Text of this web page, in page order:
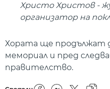
Христо Христов -
организатор на
Хората ще продължат
мемориал и пред
правителство.